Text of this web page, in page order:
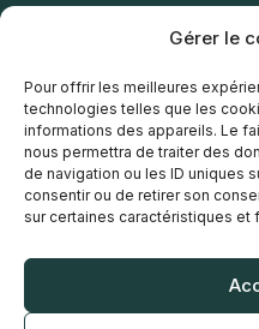
Gérer le
Pour offrir les meilleures
technologies telles que les
informations des appareils. Le
nous permettra de traiter des
de navigation ou les ID uniques
consentir ou de retirer son
sur certaines caractéristiques et
NOS
Service client
POLITIQUE DE